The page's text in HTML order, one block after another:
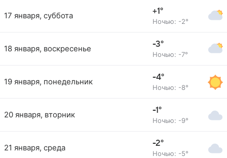
17 января, суббота +1°
Ночью: -2°
18 января, воскресенье -3°
Ночью: -7°
19 января, понедельник -4°
Ночью: -8°
20 января, вторник -1°
Ночью: -9°
21 января, среда -2°
Ночью: -5°